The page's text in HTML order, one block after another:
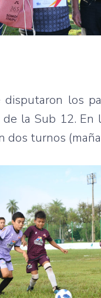
disputaron los
de la Sub 12.
dos turnos